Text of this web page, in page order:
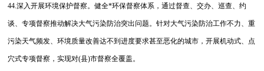
44.深入开展环境保护督察。健全*环保督察体系，通过督查、交办、巡查、约
谈、专项督察推动解决大气污染防治突出问题。针对大气污染防治工作不力、重
污染天气频发、环境质量改善达不到进度要求甚至恶化的城市，开展机动式、点
穴式专项督察，实现对(县)市督察全覆盖。